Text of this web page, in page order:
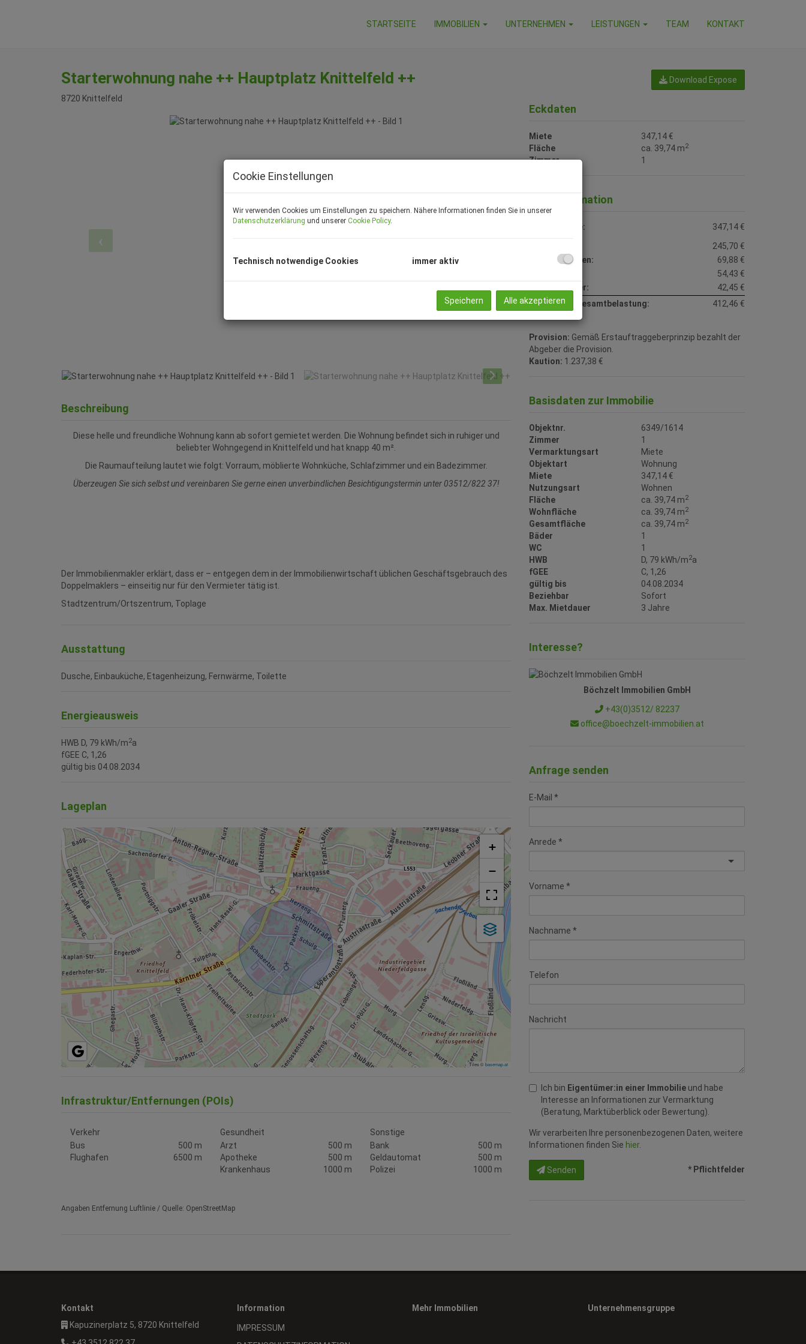
STARTSEITE IMMOBILIEN UNTERNEHMEN LEISTUNGEN TEAM KONTAKT
Starterwohnung nahe ++ Hauptplatz Knittelfeld ++
8720 Knittelfeld
Beschreibung
Diese helle und freundliche Wohnung kann ab sofort gemietet werden. Die Wohnung befindet sich in ruhiger und
beliebter Wohngegend in Knittelfeld und hat knapp 40 m².
Die Raumaufteilung lautet wie folgt: Vorraum, möblierte Wohnküche, Schlafzimmer und ein Badezimmer.
Überzeugen Sie sich selbst und vereinbaren Sie gerne einen unverbindlichen Besichtigungstermin unter 03512/822 37!
Der Immobilienmakler erklärt, dass er – entgegen dem in der Immobilienwirtschaft üblichen Geschäftsgebrauch des
Doppelmaklers – einseitig nur für den Vermieter tätig ist.
Stadtzentrum/Ortszentrum, Toplage
Ausstattung
Dusche Einbauküche Etagenheizung Fernwärme Toilette
Energieausweis
HWB D, 79 kWh/m2a
fGEE C, 1,26
gültig bis 04.08.2034
Lageplan
+
−
Tiles ©basemap.at
Infrastruktur/Entfernungen (POIs)
Verkehr
Bus
500 m
Flughafen
6500 m
Gesundheit
Arzt
500 m
Apotheke
500 m
Krankenhaus
1000 m
Sonstige
Bank
500 m
Geldautomat
500 m
Polizei
1000 m
Angaben Entfernung Luftlinie / Quelle: OpenStreetMap
Download Expose
Eckdaten
Miete
347,14 €
Fläche
ca. 39,74 m2
Zimmer 1
Preisinformation
Gesamtmiete:
347,14 €
245,70 €
Betriebskosten:
69,88 €
54,43 €
Umsatzsteuer:
42,45 €
monatliche Gesamtbelastung:
412,46 €
Provision: Gemäß Erstauftraggeberprinzip bezahlt der
Abgeber die Provision.
Kaution: 1.237,38 €
Basisdaten zur Immobilie
Objektnr.
6349/1614
Zimmer
1
Vermarktungsart
Miete
Objektart
Wohnung
Miete
347,14 €
Nutzungsart
Wohnen
Fläche
ca. 39,74 m2
Wohnfläche ca. 39,74 m2
Gesamtfläche ca. 39,74 m2
Bäder
1
WC
1
HWB
D, 79 kWh/m2a
fGEE
C, 1,26
gültig bis
04.08.2034
Beziehbar
Sofort
Max. Mietdauer
3 Jahre
Interesse?
Böchzelt Immobilien GmbH
+43(0)3512/ 82237
office@boechzelt-immobilien.at
Anfrage senden
E-Mail
Anrede
Vorname
Nachname
Telefon
Nachricht
Ich bin Eigentümer:in einer Immobilie und habe
Interesse an Informationen zur Vermarktung
(Beratung, Marktüberblick oder Bewertung).
Wir verarbeiten Ihre personenbezogenen Daten, weitere
Informationen finden Sie hier.
Senden * Pflichtfelder
Kontakt
Kapuzinerplatz 5, 8720 Knittelfeld
Information
IMPRESSUM
Mehr Immobilien Unternehmensgruppe
Cookie Einstellungen
Wir verwenden Cookies um Einstellungen zu speichern. Nähere Informationen finden Sie in unserer
Datenschutzerklärung und unserer Cookie Policy.
Technisch notwendige Cookies immer aktiv
Speichern Alle akzeptieren